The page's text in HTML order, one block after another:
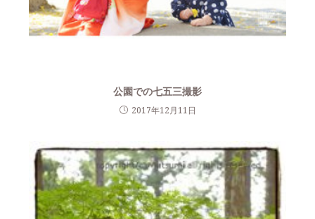
公園での七五三撮影
2017年12月11日